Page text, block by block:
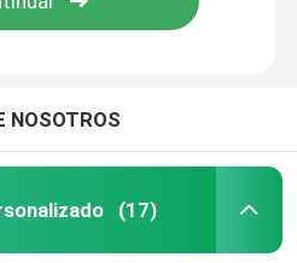
NOSOTROS
(17)